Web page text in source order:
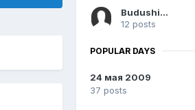
BudushiyISP
12 posts
POPULAR DAYS
24 мая 2009
37 posts